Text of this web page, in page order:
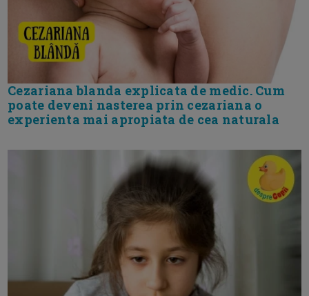
Cezariana blanda explicata de medic. Cum
poate deveni nasterea prin cezariana o
experienta mai apropiata de cea naturala